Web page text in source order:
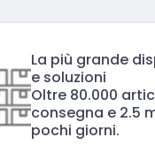
La più grande
e soluzioni
Oltre 80.000
consegna e 2.5
pochi giorni.